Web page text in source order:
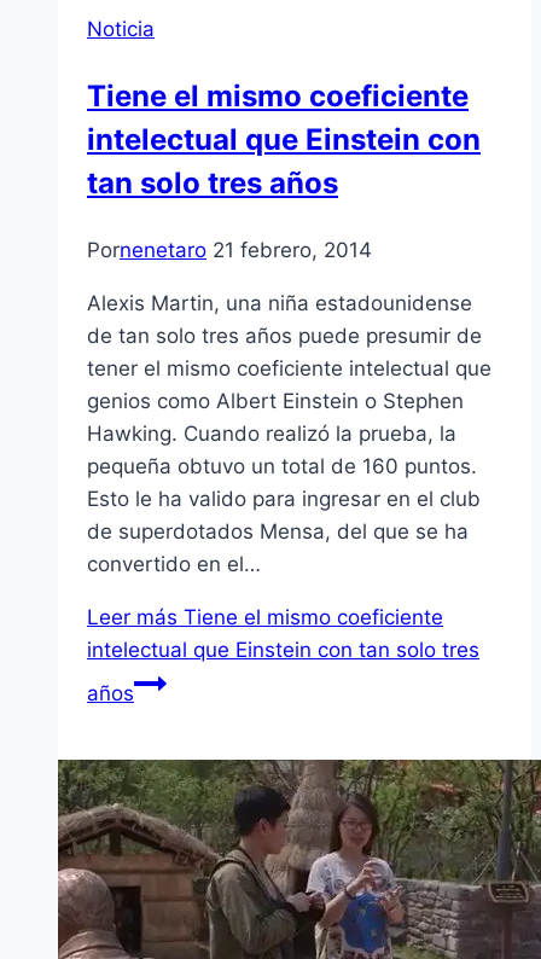
Noticia
Tiene el mismo coeficiente
intelectual que Einstein con
tan solo tres años
Pornenetaro 21 febrero, 2014
Alexis Martin, una niña estadounidense
de tan solo tres años puede presumir de
tener el mismo coeficiente intelectual que
genios como Albert Einstein o Stephen
Hawking. Cuando realizó la prueba, la
pequeña obtuvo un total de 160 puntos.
Esto le ha valido para ingresar en el club
de superdotados Mensa, del que se ha
convertido en el…
Leer más Tiene el mismo coeficiente
intelectual que Einstein con tan solo tres
años